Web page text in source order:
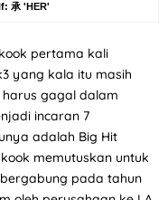
承 'HER'
pertama kali
yang kala itu masih
harus gagal dalam
incaran 7
adalah Big Hit
memutuskan untuk
pada tahun